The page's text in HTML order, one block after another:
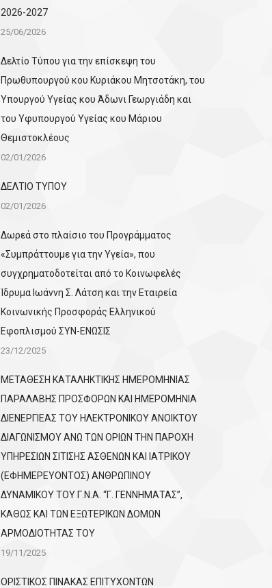
2026-2027
25/06/2026
Δελτίο Τύπου για την επίσκεψη του
Πρωθυπουργού κου Κυριάκου Μητσοτάκη, του
Υπουργού Υγείας κου Άδωνι Γεωργιάδη και
του Υφυπουργού Υγείας κου Μάριου
Θεμιστοκλέους
02/01/2026
ΔΕΛΤΙΟ ΤΥΠΟΥ
02/01/2026
Δωρεά στο πλαίσιο του Προγράμματος
«Συμπράττουμε για την Υγεία», που
συγχρηματοδοτείται από το Κοινωφελές
Ίδρυμα Ιωάννη Σ. Λάτση και την Εταιρεία
Κοινωνικής Προσφοράς Ελληνικού
Εφοπλισμού ΣΥΝ-ΕΝΩΣΙΣ
23/12/2025
ΜΕΤΑΘΕΣΗ ΚΑΤΑΛΗΚΤΙΚΗΣ ΗΜΕΡΟΜΗΝΙΑΣ
ΠΑΡΑΛΑΒΗΣ ΠΡΟΣΦΟΡΩΝ ΚΑΙ ΗΜΕΡΟΜΗΝΙΑ
ΔΙΕΝΕΡΓΙΕΑΣ ΤΟΥ ΗΛΕΚΤΡΟΝΙΚΟΥ ΑΝΟΙΚΤΟΥ
ΔΙΑΓΩΝΙΣΜΟΥ ΑΝΩ ΤΩΝ ΟΡΙΩΝ ΤΗΝ ΠΑΡΟΧΗ
ΥΠΗΡΕΣΙΩΝ ΣΙΤΙΣΗΣ ΑΣΘΕΝΩΝ ΚΑΙ ΙΑΤΡΙΚΟΥ
(ΕΦΗΜΕΡΕΥΟΝΤΟΣ) ΑΝΘΡΩΠΙΝΟΥ
ΔΥΝΑΜΙΚΟΥ ΤΟΥ Γ.Ν.Α. “Γ. ΓΕΝΝΗΜΑΤΑΣ”,
ΚΑΘΩΣ ΚΑΙ ΤΩΝ ΕΞΩΤΕΡΙΚΩΝ ΔΟΜΩΝ
ΑΡΜΟΔΙΟΤΗΤΑΣ ΤΟΥ
19/11/2025
ΟΡΙΣΤΙΚΟΣ ΠΙΝΑΚΑΣ ΕΠΙΤΥΧΟΝΤΩΝ